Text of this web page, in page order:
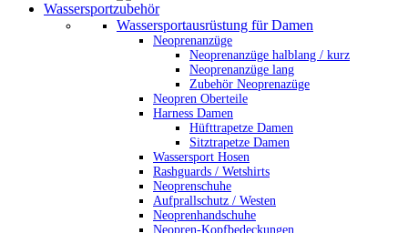
Wassersportzubehör
Wassersportausrüstung für Damen
Neoprenanzüge
Neoprenanzüge halblang / kurz
Neoprenanzüge lang
Zubehör Neoprenazüge
Neopren Oberteile
Harness Damen
Hüfttrapetze Damen
Sitztrapetze Damen
Wassersport Hosen
Rashguards / Wetshirts
Neoprenschuhe
Aufprallschutz / Westen
Neoprenhandschuhe
Neopren-Kopfbedeckungen